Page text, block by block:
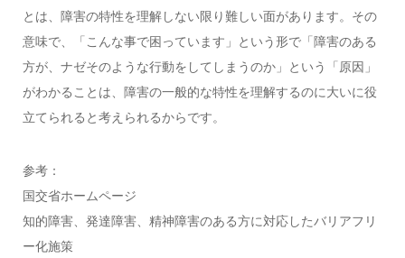
とは、障害の特性を理解しない限り難しい面があります。その
意味で、「こんな事で困っています」という形で「障害のある
方が、ナゼそのような行動をしてしまうのか」という「原因」
がわかることは、障害の一般的な特性を理解するのに大いに役
立てられると考えられるからです。
参考：
国交省ホームページ
知的障害、発達障害、精神障害のある方に対応したバリアフリ
ー化施策